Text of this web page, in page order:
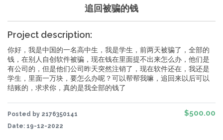
追回被骗的钱
Project description:
你好，我是中国的一名高中生，我是学生，前两天被骗了，全部的
钱，在别人自创软件被骗，现在钱在里面提不出来怎么办，他们是
有公司的，但是他们公司昨天突然注销了，现在软件还在，我还是
学生，里面一万块，要怎么办呢？可以帮帮我嘛，追回来以后可以
结账的，求求你，真的是我全部的钱了
Posted by 2176350141
Date: 19-12-2022
$500.00